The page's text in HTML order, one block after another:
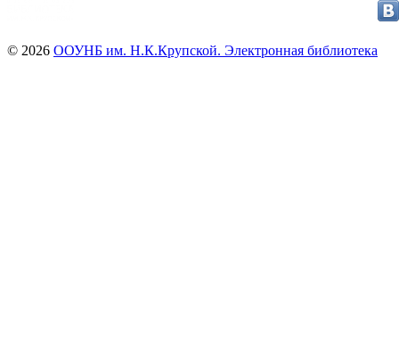
© 2026 ООУНБ им. Н.К.Крупской. Электронная библиотека